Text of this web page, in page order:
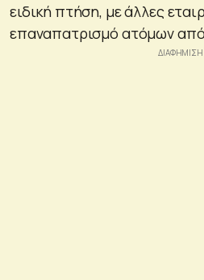
ειδική πτήση, με άλλες
επαναπατρισμό ατόμων